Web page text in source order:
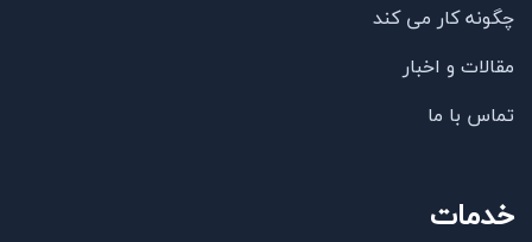
چگونه کار می کند
مقالات و اخبار
تماس با ما
خدمات